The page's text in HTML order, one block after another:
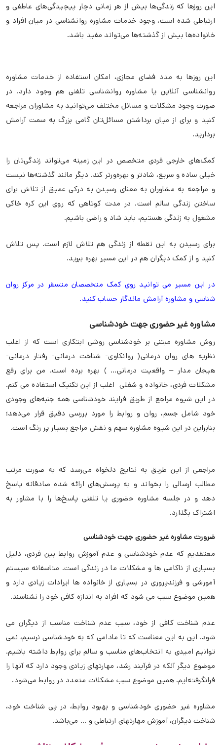
این روزها که زندگی‌ها بیش از هر زمانی دچار پیچیدگی‌های عاطفی و
ارتباطی شده است، وجود خدمات مشاوره روانشناسی در میان افراد و
خانواده‌ها بیش از گذشته‌ها می‌تواند مفید باشد.
این روزها به مدد فضای مجازی، امکان استفاده از خدمات مشاوره
روانشناسی آنلاین یا مشاوره روانشناسی تلفنی هم وجود دارد. در
صورت وجود مشکلات و مسائل مختلف می‌توانید به مشاوران مراجعه
کنید و برای از میان‌ برداشتن مسائل‌تان گامی بزرگ به سمت آرامش
بردارید.
کمک‌های خارجی فردی متخصص در این زمینه می‌تواند زندگی‌تان را
خیلی ساده و سریع، شادتر و بهره‌ورتر کند. دیگر مانند گذشته‌ها نیست
و مراجعه به مشاوران به معنای رسیدن به درکی عمیق از تلاش برای
ساختن زندگی سالم است. در مدت کوتاهی که روی این کره خاکی
مشغول به زندگی هستیم، باید شاد و راضی باشیم.
برای رسیدن به این نقطه از زندگی هم تلاش لازم است. پس تلاش
کنید و از کمک دیگران هم در این مسیر بهره ببرید.
در این مسیر می توانید روی کمک متخصصان متسقر در مرکز روان
شناسی و مشاوره آرامش ماندگار حساب کنید.
مشاوره غیر حضوری جهت خودشناسی
روش مشاوره مبتنی بر خودشناسی روشی ابتکاری است که از اغلب
نظریه های روان درمانی( روانکاوی- شناخت درمانی- رفتار درمانی-
هیجان مدار – واقعیت درمانی… ) بهره برده است. من برای رفع
مشکلات فردی، خانواده و شغلی اغلب از این تکنیک استفاده می کنم.
در این شیوه مراجع از طریق فرایند خودشناسی همه جنبه‌های وجودی
خود شامل جسم، روان و روابط را مورد بررسی دقیق قرار می‌دهد؛
بنابراین در این شیوه مشاوره سهم و نقش مراجع بسیار پر رنگ است.
مراجعی از این طریق به نتایج دلخواه می‌رسد که به صورت مرتب
مطالب ارسالی را بخواند و به پرسش‌های ارائه شده صادقانه پاسخ
دهد و در جلسه مشاوره حضوری یا تلفنی پاسخ‌ها را با مشاور به
اشتراک بگذارد.
ضرورت مشاوره غیر حضوری جهت خودشناسی
معتقدیم که عدم خودشناسی و عدم آموزش روابط بین فردی، دلیل
بسیاری از ناکامی ها و مشکلات ما در زندگی است. متاسفانه سیستم
آمورشی و فرزندپروری در بسیاری از خانواده ها ایرادات زیادی دارد و
همین موضوع سبب می شود که افراد به اندازه کافی خود را نشناسند.
عدم شناخت کافی از خود، سبب عدم شناخت مناسب از دیگران می
شود. این به این معناست که تا مادامی که به خودشناسی نرسیم، نمی
توانیم امیدی به انتخاب‌های مناسب و سالم برای روابط داشته باشیم.
موضوع دیگر آنکه در فرآیند رشد، مهارتهای زیادی وجود دارد که آنها را
فرانگرفته‌ایم. همین موضوع سبب مشکلات متعدد در روابط می‌شود.
مشاوره غیر حضوری خودشناسی و بهبود روابط، در پی شناخت خود،
شناخت دیگران، آموزش مهارتهای ارتباطی و … می‌باشد.